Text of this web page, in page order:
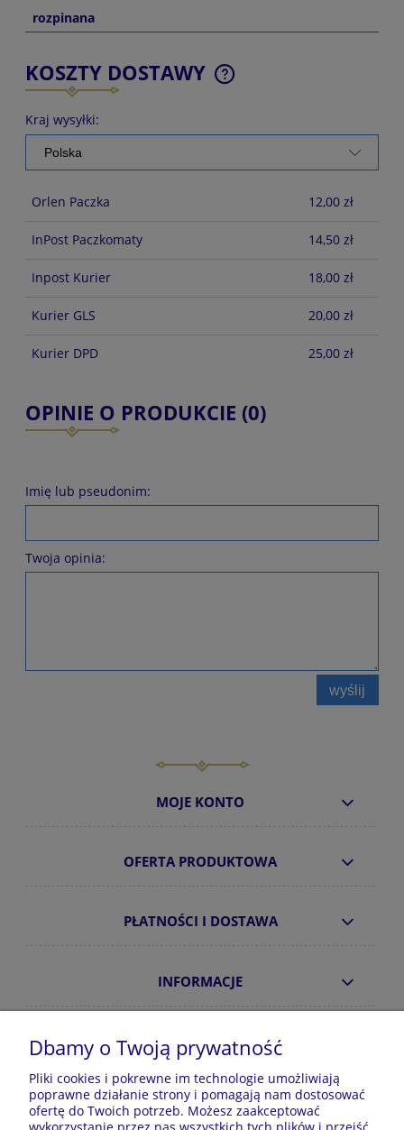
rozpinana
KOSZTY DOSTAWY
CENA NIE ZAWIERA EWENTUALNYCH KOSZTÓW
PŁATNOŚCI
Kraj wysyłki:
Orlen Paczka 12,00 zł
InPost Paczkomaty 14,50 zł
Inpost Kurier 18,00 zł
Kurier GLS 20,00 zł
Kurier DPD 25,00 zł
OPINIE O PRODUKCIE (0)
Imię lub pseudonim:
Twoja opinia:
wyślij
MOJE KONTO
OFERTA PRODUKTOWA
PŁATNOŚCI I DOSTAWA
INFORMACJE
O NAS
Sklep z piżamami Kraina Piżam | Plac Zwycięstwa 7, 28-
100 Busko-Zdrój | E-mail: krainapizam@gmail.com | Tel.
Dbamy o Twoją prywatność
Pliki cookies i pokrewne im technologie umożliwiają
poprawne działanie strony i pomagają nam dostosować
ofertę do Twoich potrzeb. Możesz zaakceptować